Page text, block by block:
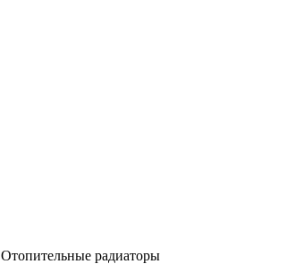
Отопительные радиаторы